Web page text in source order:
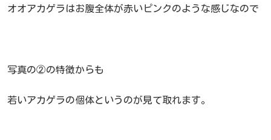
オオアカゲラはお腹全体が赤いピンクのような感じなので
写真の②の特徴からも
若いアカゲラの個体というのが見て取れます。